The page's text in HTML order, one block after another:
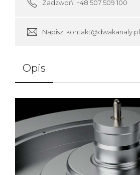
Zadzwoń: +48 507 509 100
Napisz: kontakt@dwakanaly.pl
Opis